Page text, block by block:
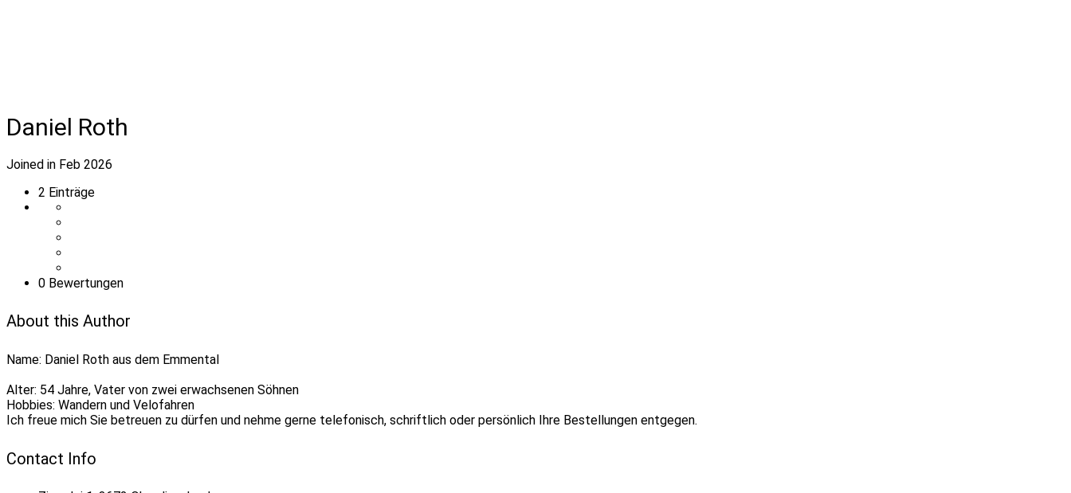
Daniel Roth
Joined in Feb 2026
2 Einträge
0 Bewertungen
About this Author
Name: Daniel Roth aus dem Emmental
Alter: 54 Jahre, Vater von zwei erwachsenen Söhnen
Hobbies: Wandern und Velofahren
Ich freue mich Sie betreuen zu dürfen und nehme gerne telefonisch, schriftlich oder persönlich Ihre Bestellungen entgegen.
Contact Info